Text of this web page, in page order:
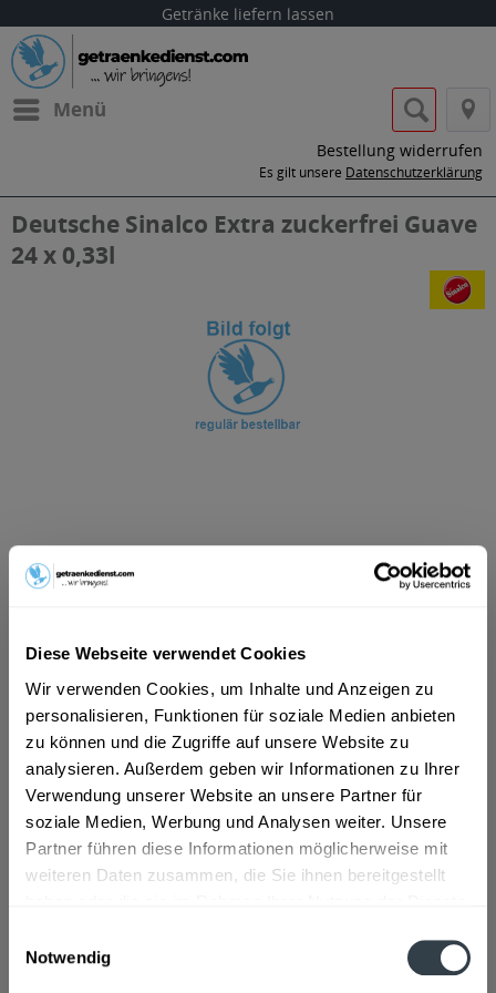
Diese Webseite verwendet Cookies
Wir verwenden Cookies, um Inhalte und Anzeigen zu
personalisieren, Funktionen für soziale Medien anbieten
zu können und die Zugriffe auf unsere Website zu
analysieren. Außerdem geben wir Informationen zu Ihrer
Verwendung unserer Website an unsere Partner für
soziale Medien, Werbung und Analysen weiter. Unsere
Partner führen diese Informationen möglicherweise mit
weiteren Daten zusammen, die Sie ihnen bereitgestellt
Notwendig
Getränke liefern lassen
Menü
Bestellung widerrufen
Es gilt unsere Datenschutzerklärung
Deutsche Sinalco Extra zuckerfrei Guave
24 x 0,33l
ab 14,09 € *
Vorrätig
MEHRWEG
+6,07 € Pfand
In den Warenkorb
Artikel-Nr.:
33292
Verfügbar in: